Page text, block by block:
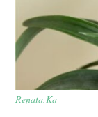
Renata.Ka